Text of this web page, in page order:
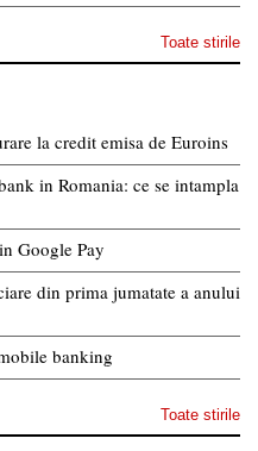
Toate stirile
la credit emisa de Euroins
in Romania: ce se intampla
Google Pay
din prima jumatate a anului
banking
Toate stirile